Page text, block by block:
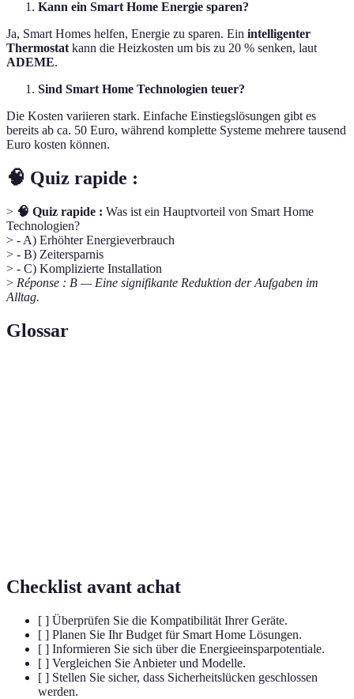
Kann ein Smart Home Energie sparen?
Ja, Smart Homes helfen, Energie zu sparen. Ein intelligenter
Thermostat kann die Heizkosten um bis zu 20 % senken, laut
ADEME.
Sind Smart Home Technologien teuer?
Die Kosten variieren stark. Einfache Einstiegslösungen gibt es
bereits ab ca. 50 Euro, während komplette Systeme mehrere tausend
Euro kosten können.
🧠 Quiz rapide :
> 🧠 Quiz rapide : Was ist ein Hauptvorteil von Smart Home
Technologien?
> - A) Erhöhter Energieverbrauch
> - B) Zeitersparnis
> - C) Komplizierte Installation
> Réponse : B — Eine signifikante Reduktion der Aufgaben im
Alltag.
Glossar
Checklist avant achat
[ ] Überprüfen Sie die Kompatibilität Ihrer Geräte.
[ ] Planen Sie Ihr Budget für Smart Home Lösungen.
[ ] Informieren Sie sich über die Energieeinsparpotentiale.
[ ] Vergleichen Sie Anbieter und Modelle.
[ ] Stellen Sie sicher, dass Sicherheitslücken geschlossen
werden.